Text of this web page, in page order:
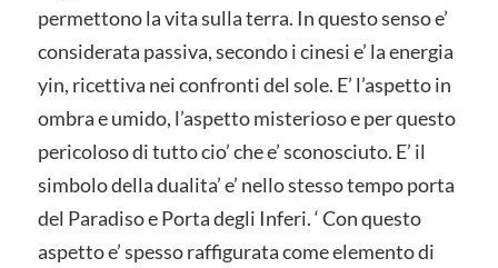
permettono la vita sulla terra. In questo senso e’
considerata passiva, secondo i cinesi e’ la energia
yin, ricettiva nei confronti del sole. E’ l’aspetto in
ombra e umido, l’aspetto misterioso e per questo
pericoloso di tutto cio’ che e’ sconosciuto. E’ il
simbolo della dualita’ e’ nello stesso tempo porta
del Paradiso e Porta degli Inferi. ‘ Con questo
aspetto e’ spesso raffigurata come elemento di